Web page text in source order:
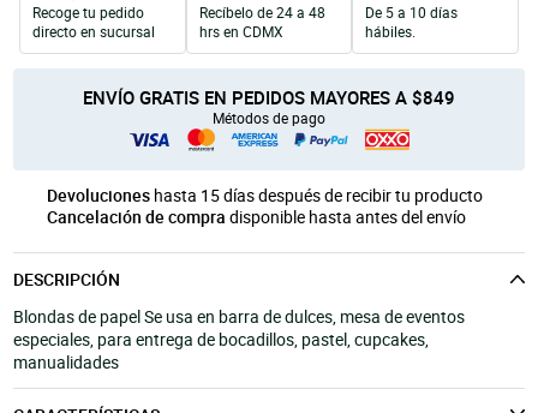
Unicel
Productos para Personalización
Velas y Portavelas
Quinqués
Recoge tu pedido
directo en sucursal
Recíbelo de 24 a 48
hrs en CDMX
De 5 a 10 días
hábiles.
ENVÍO GRATIS EN PEDIDOS MAYORES A $849
Métodos de pago
Devoluciones hasta 15 días después de recibir tu producto
Cancelación de compra disponible hasta antes del envío
DESCRIPCIÓN
Blondas de papel Se usa en barra de dulces, mesa de eventos
especiales, para entrega de bocadillos, pastel, cupcakes,
manualidades
móvil